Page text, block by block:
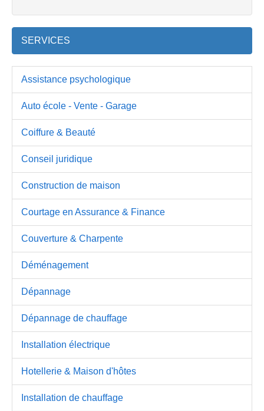
SERVICES
Assistance psychologique
Auto école - Vente - Garage
Coiffure & Beauté
Conseil juridique
Construction de maison
Courtage en Assurance & Finance
Couverture & Charpente
Déménagement
Dépannage
Dépannage de chauffage
Installation électrique
Hotellerie & Maison d'hôtes
Installation de chauffage